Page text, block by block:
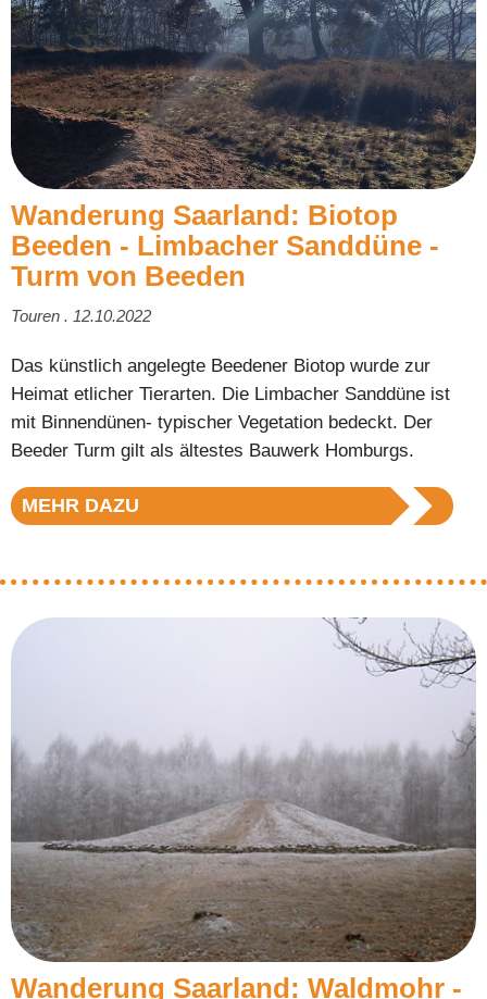
Wanderung Saarland: Biotop
Beeden - Limbacher Sanddüne -
Turm von Beeden
Touren . 12.10.2022
Das künstlich angelegte Beedener Biotop wurde zur
Heimat etlicher Tierarten. Die Limbacher Sanddüne ist
mit Binnendünen- typischer Vegetation bedeckt. Der
Beeder Turm gilt als ältestes Bauwerk Homburgs.
MEHR DAZU
Wanderung Saarland: Waldmohr -